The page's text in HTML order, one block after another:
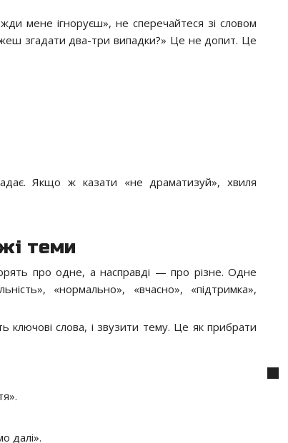
мене ігноруєш», не сперечайтеся зі словом
згадати два-три випадки?» Це не допит. Це
Якщо ж казати «не драматизуй», хвиля
теми
про одне, а насправді — про різне. Одне
«нормально», «вчасно», «підтримка»,
слова, і звузити тему. Це як прибрати
далі».